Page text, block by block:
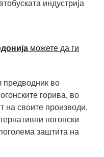
индустрија
можете да ги
предводник во
горива, во
на своите производи,
погонски
заштита на